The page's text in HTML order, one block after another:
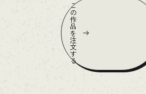
こ
の
作
品
を
注
文
す
る